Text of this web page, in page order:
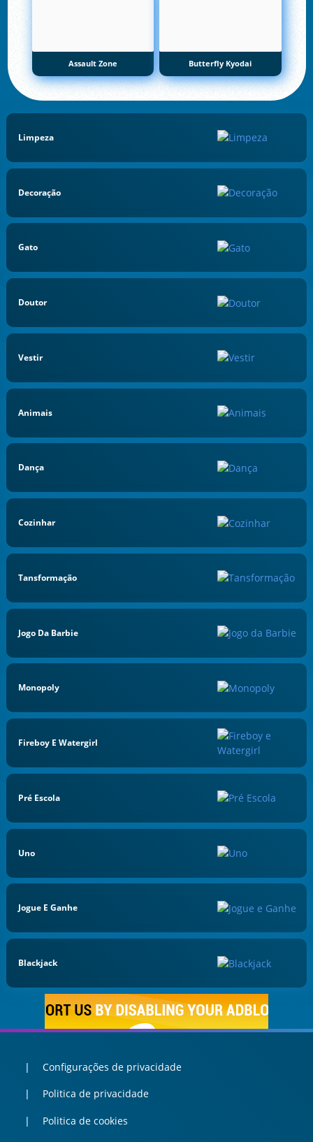
Assault Zone Butterfly Kyodai
Limpeza
Decoração
Gato
Doutor
Vestir
Animais
Dança
Cozinhar
Tansformação
Jogo Da Barbie
Monopoly
Fireboy E Watergirl
Pré Escola
Uno
Jogue E Ganhe
Blackjack